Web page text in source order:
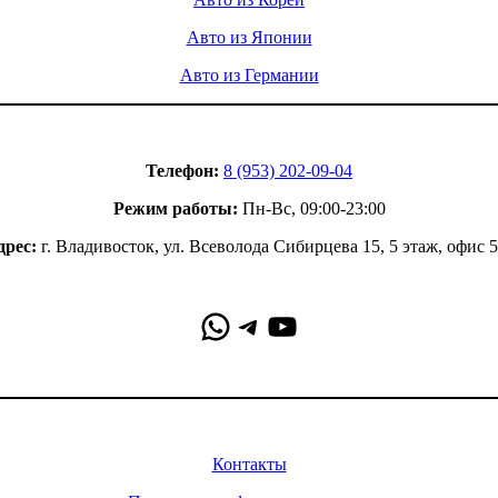
Авто из Японии
Авто из Германии
Телефон: 8 (953) 202-09-04
Режим работы: Пн-Вс, 09:00-23:00
г. Владивосток, ул. Всеволода Сибирцева 15, 5 этаж, офис
WhatsApp
Telegram
YouTube
Контакты